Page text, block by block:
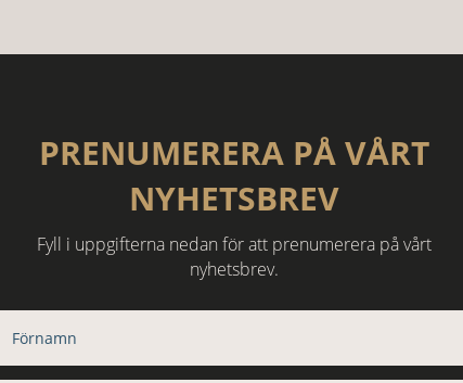
PRENUMERERA PÅ VÅRT
NYHETSBREV
Fyll i uppgifterna nedan för att prenumerera på vårt
nyhetsbrev.